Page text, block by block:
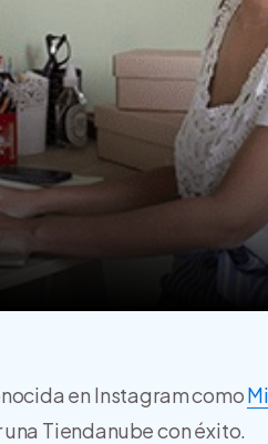
en Instagram como
Tiendanube con éxito.